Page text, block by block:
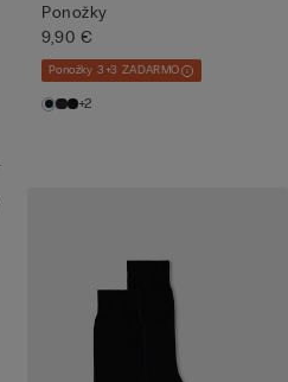
Ponožky
9,90 €
Ponožky 3+3 ZADARMO
+2